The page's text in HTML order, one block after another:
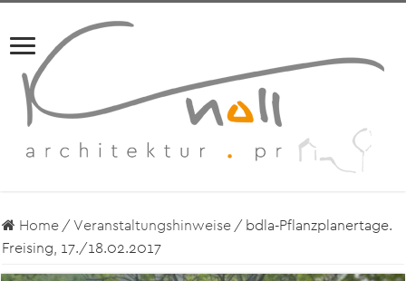
Home/Veranstaltungshinweise/bdla-Pflanzplanertage.
Freising, 17./18.02.2017